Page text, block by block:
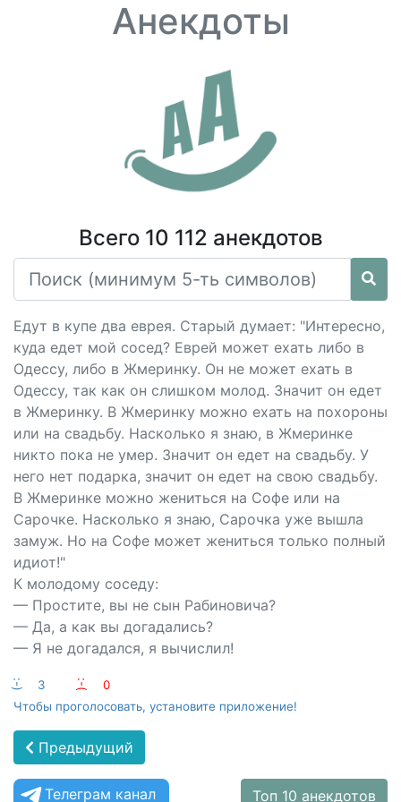
Анекдоты
Всего 10 112 анекдотов
Едут в купе два еврея. Старый думает: "Интересно,
куда едет мой сосед? Еврей может ехать либо в
Одессу, либо в Жмеринку. Он не может ехать в
Одессу, так как он слишком молод. Значит он едет
в Жмеринку. В Жмеринку можно ехать на похороны
или на свадьбу. Насколько я знаю, в Жмеринке
никто пока не умер. Значит он едет на свадьбу. У
него нет подарка, значит он едет на свою свадьбу.
В Жмеринке можно жениться на Софе или на
Сарочке. Насколько я знаю, Сарочка уже вышла
замуж. Но на Софе может жениться только полный
идиот!"
К молодому соседу:
— Простите, вы не сын Рабиновича?
— Да, а как вы догадались?
— Я не догадался, я вычислил!
:-) 3 :-(
0
Чтобы проголосовать, установите приложение!
Предыдущий
Телеграм канал Топ 10 анекдотов